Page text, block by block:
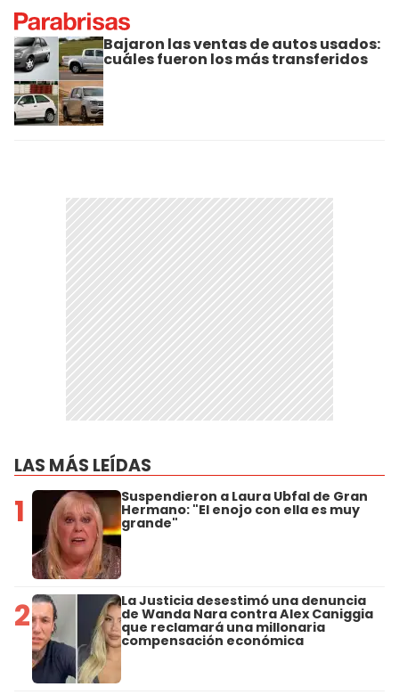
Bajaron las ventas de autos usados:
cuáles fueron los más transferidos
LAS MÁS LEÍDAS
1 Suspendieron a Laura Ubfal de Gran
Hermano: "El enojo con ella es muy
grande"
2 La Justicia desestimó una denuncia
de Wanda Nara contra Alex Caniggia
que reclamará una millonaria
compensación económica